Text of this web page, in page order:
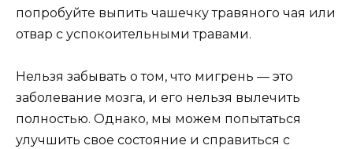
попробуйте выпить чашечку травяного чая или
отвар с успокоительными травами.
Нельзя забывать о том, что мигрень — это
заболевание мозга, и его нельзя вылечить
полностью. Однако, мы можем попытаться
улучшить свое состояние и справиться с